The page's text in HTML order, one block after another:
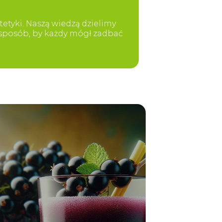
Naszą wiedzą dzielimy
by każdy mógł zadbać